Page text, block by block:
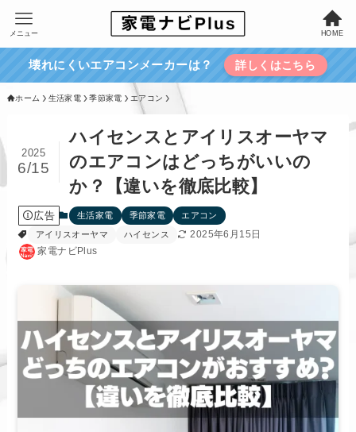
HOME
メニュー
壊れにくいエアコンメーカーは？ 詳しくはこちら
ホーム 生活家電 季節家電 エアコン
ハイセンスとアイリスオーヤマ
のエアコンはどっちがいいの
か？【違いを徹底比較】
2025
6/15
広告 生活家電 季節家電
エアコン
アイリスオーヤマ
ハイセンス
2025年6月15日
家電ナビPlus